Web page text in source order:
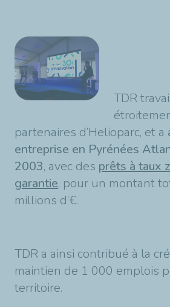
TDR
partenaires d’Helioparc, et a
entreprise en Pyrénées
2003, avec des prêts à taux
garantie, pour un montant
millions d’€.
TDR a ainsi contribué à la
maintien de 1 000 emplois
territoire.